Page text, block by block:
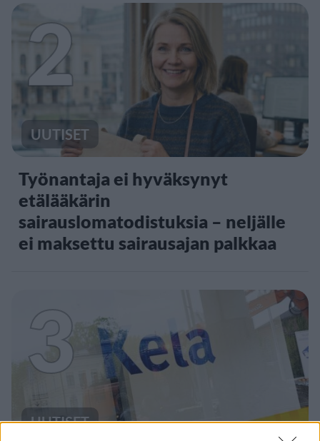
2
UUTISET
Työnantaja ei hyväksynyt
etälääkärin
sairauslomatodistuksia – neljälle
ei maksettu sairausajan palkkaa
3
UUTISET